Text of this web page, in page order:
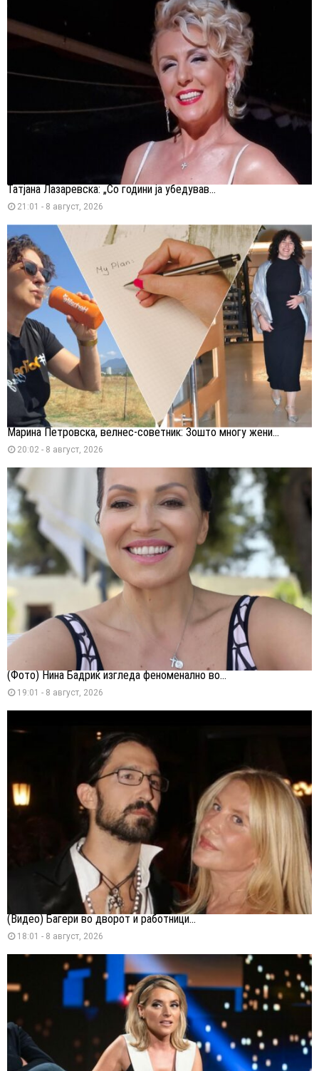
Татјана Лазаревска: „Со години ја убедував...
21:01 - 8 август, 2026
Марина Петровска, велнес-советник: Зошто многу жени...
20:02 - 8 август, 2026
(Фото) Нина Бадриќ изгледа феноменално во...
19:01 - 8 август, 2026
(Видео) Багери во дворот и работници...
18:01 - 8 август, 2026